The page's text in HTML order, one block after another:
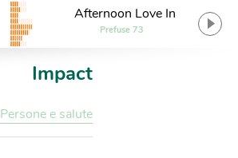
Afternoon Love In
Prefuse 73
Impact
Persone e salute